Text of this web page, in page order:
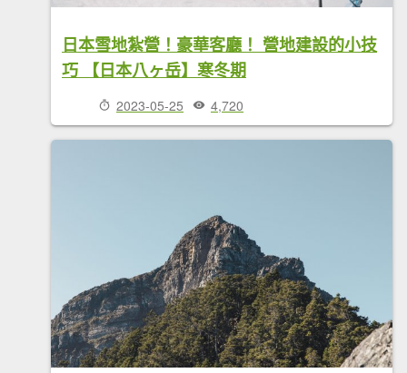
日本雪地紮營！豪華客廳！ 營地建設的小技
巧 【日本八ヶ岳】寒冬期
2023-05-25 4,720